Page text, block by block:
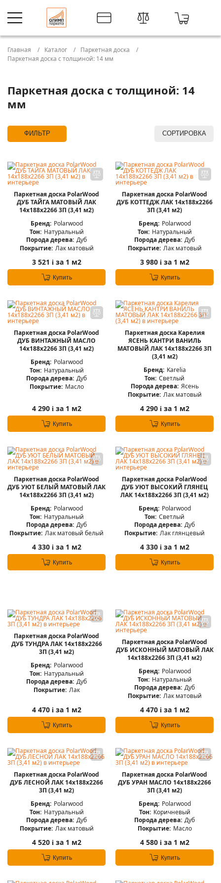
Главная Каталог
Паркетная доска
Паркетная доска с толщиной: 14 мм
Паркетная доска с толщиной: 14
мм
ФИЛЬТР СОРТИРОВКА
Паркетная доска PolarWood
ДУБ ТАЙГА МАТОВЫЙ ЛАК
14x188x2266 3П (3,41 м2)
Бренд: Polarwood
Тон: Натуральный
Порода дерева: Дуб
Покрытие: Лак матовый
3 521 iза 1 м2
Купить
Паркетная доска PolarWood
ДУБ КОТТЕДЖ ЛАК 14x188x2266
3П (3,41 м2)
Бренд: Polarwood
Тон: Натуральный
Порода дерева: Дуб
Покрытие: Лак матовый
3 980 iза 1 м2
Купить
Паркетная доска PolarWood
ДУБ ВИНТАЖНЫЙ МАСЛО
14x188x2266 3П (3,41 м2)
Бренд: Polarwood
Тон: Натуральный
Порода дерева: Дуб
Покрытие: Масло
4 290 iза 1 м2
Купить
Паркетная доска Карелия
ЯСЕНЬ КАНТРИ ВАНИЛЬ
МАТОВЫЙ ЛАК 14x188x2266 3П
(3,41 м2)
Бренд: Karelia
Тон: Светлый
Порода дерева: Ясень
Покрытие: Лак матовый
4 290 iза 1 м2
Купить
Паркетная доска PolarWood
ДУБ УЮТ БЕЛЫЙ МАТОВЫЙ ЛАК
14x188x2266 3П (3,41 м2)
Бренд: Polarwood
Тон: Натуральный
Порода дерева: Дуб
Покрытие: Лак матовый белый
4 330 iза 1 м2
Купить
Паркетная доска PolarWood
ДУБ УЮТ ВЫСОКИЙ ГЛЯНЕЦ
ЛАК 14x188x2266 3П (3,41 м2)
Бренд: Polarwood
Тон: Светлый
Порода дерева: Дуб
Покрытие: Лак глянцевый
4 330 iза 1 м2
Купить
Паркетная доска PolarWood
ДУБ ТУНДРА ЛАК 14x188x2266
3П (3,41 м2)
Бренд: Polarwood
Тон: Натуральный
Порода дерева: Дуб
Покрытие: Лак
4 470 iза 1 м2
Купить
Паркетная доска PolarWood
ДУБ ИСКОННЫЙ МАТОВЫЙ ЛАК
14x188x2266 3П (3,41 м2)
Бренд: Polarwood
Тон: Натуральный
Порода дерева: Дуб
Покрытие: Лак матовый
4 470 iза 1 м2
Купить
Паркетная доска PolarWood
ДУБ ЛЕСНОЙ ЛАК 14x188x2266
3П (3,41 м2)
Бренд: Polarwood
Тон: Натуральный
Порода дерева: Дуб
Покрытие: Лак матовый
4 520 iза 1 м2
Купить
Паркетная доска PolarWood
ДУБ УРАН МАСЛО 14x188x2266
3П (3,41 м2)
Бренд: Polarwood
Тон: Коричневый
Порода дерева: Дуб
Покрытие: Масло
4 580 iза 1 м2
Купить